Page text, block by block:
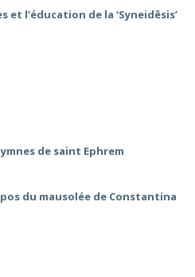
l’éducation de la ‘Syneidêsis’
de saint Ephrem
du mausolée de Constantina